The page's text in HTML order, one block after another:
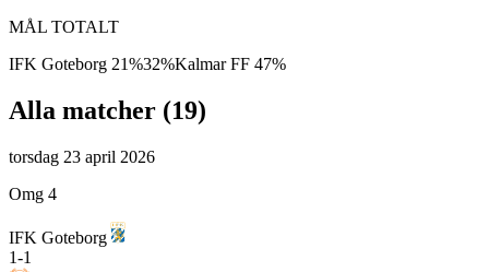
MÅL TOTALT
IFK Goteborg 21%32%Kalmar FF 47%
Alla matcher (19)
torsdag 23 april 2026
Omg 4
IFK Goteborg
1-1